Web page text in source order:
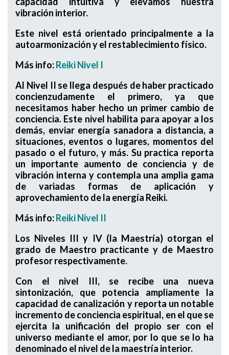
vibración interior.
Este nivel está orientado principalmente a la
autoarmonización y el restablecimiento físico.
Más info:Reiki Nivel I
Al Nivel II se llega después de haber practicado
concienzudamente el primero, ya que
necesitamos haber hecho un primer cambio de
conciencia. Este nivel habilita para apoyar a los
demás, enviar energía sanadora a distancia, a
situaciones, eventos o lugares, momentos del
pasado o el futuro, y más. Su practica reporta
un importante aumento de conciencia y de
vibración interna y contempla una amplia gama
de variadas formas de aplicación y
aprovechamiento de la energía Reiki.
Más info:Reiki Nivel II
Los Niveles III y IV (la Maestría) otorgan el
grado de Maestro practicante y de Maestro
profesor respectivamente.
Con el nivel III, se recibe una nueva
sintonización, que potencia ampliamente la
capacidad de canalización y reporta un notable
incremento de conciencia espiritual, en el que se
ejercita la unificación del propio ser con el
universo mediante el amor, por lo que se lo ha
denominado el nivel de la maestría interior.